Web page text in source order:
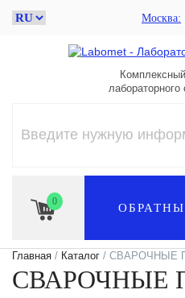
Москва
0
Главная / Каталог / СВАРОЧНЫЕ
СВАРОЧНЫЕ